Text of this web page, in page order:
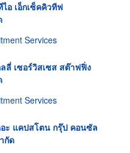
อ เอ็กเซ็คคิวทีฟ
Services
ลี่ เซอร์วิสเซส สต๊าฟฟิ่ง
Services
ะ แคปสโตน กรุ๊ป คอนซัล
กัด